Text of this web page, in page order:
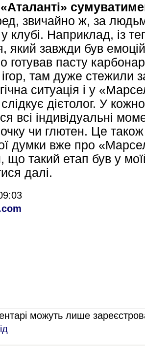
звичайно ж, за
клубі. Наприклад, із
який завжди був
готував пасту
там дуже стежили
ситуація і у
дієтолог. У
всі індивідуальні
чи глютен. Це також
думки вже про
такий етап був у
далі.
можуть лише